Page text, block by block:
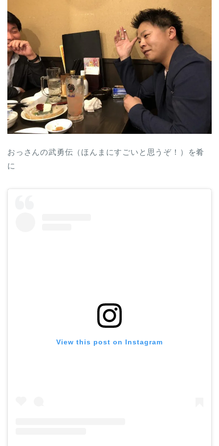
おっさんの武勇伝（ほんまにすごいと思うぞ！）を肴
に
View this post on Instagram